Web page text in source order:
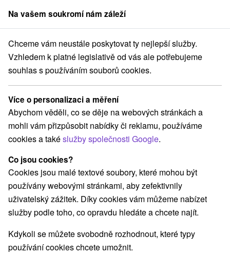
člen skupinySorger
Atrakce na Slovensku Atrakce s dětmi Vysoké Tatry
Atrakce s dětmi Vysoké Tatry
Kategorie
Všechny kategorie
Detské centrá a mestečká(5)
Túry a turistické chodníky(36)
Amfiteátre a kiná v prírode
Pramene(2) Mestské a zámocké parky(1)
Lyžiarske strediská(10) Architektonické stavby
Kaštiele(1) Horské chaty(12) Skanzeny(2)
Jazda na koni(3) Šport(4)
Hrady, zámky, zrúcaniny
Vyhliadkové veže a chodníky (2)
Laserarény a paintball(1)
Na vašem soukromí nám záleží
Chceme vám neustále poskytovat ty nejlepší služby.
Vzhledem k platné legislativě od vás ale potřebujeme
souhlas s používáním souborů cookies.
Více o personalizaci a měření
Abychom věděli, co se děje na webových stránkách a
mohli vám přizpůsobit nabídky či reklamu, používáme
cookies a takéslužby společnosti Google.
Co jsou cookies?
Cookies jsou malé textové soubory, které mohou být
používány webovými stránkami, aby zefektivnily
uživatelský zážitek. Díky cookies vám můžeme nabízet
služby podle toho, co opravdu hledáte a chcete najít.
Kdykoli se můžete svobodně rozhodnout, které typy
používání cookies chcete umožnit.